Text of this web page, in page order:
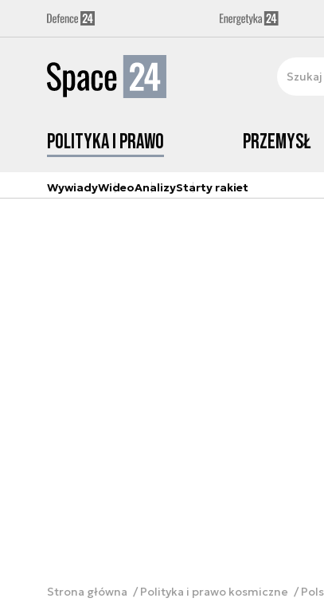
Polityka i prawo Przemysł
WywiadyWideoAnalizyStarty rakiet
Strona główna Polityka i prawo kosmiczne